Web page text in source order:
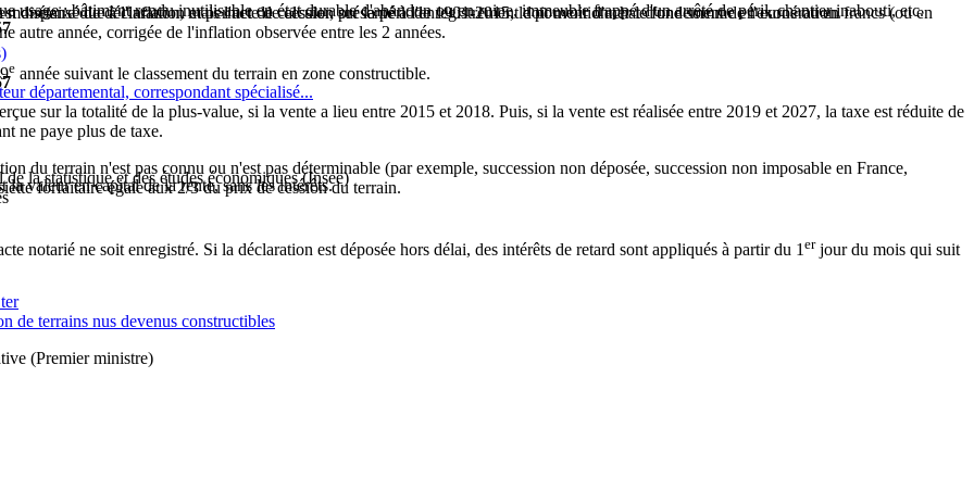
usage : bâtiment rendu inutilisable en état durable d'abandon ou en ruine, immeuble frappé d'un arrêté de péril, chantier inabouti, etc.
la valeur en capital de la rente, sans les intérêts.
due à l'inflation et permet de calculer, sur la période 1901-2015, le pouvoir d'achat d'une somme en euros ou en francs (ou en
autre année, corrigée de l'inflation observée entre les 2 années.
e année suivant le classement du terrain en zone constructible.
sur la totalité de la plus-value, si la vente a lieu entre 2015 et 2018. Puis, si la vente est réalisée entre 2019 et 2027, la taxe est réduite de
ne paye plus de taxe.
du terrain n'est pas connu ou n'est pas déterminable (par exemple, succession non déposée, succession non imposable en France,
forfaitaire égale aux 2/3 du prix de cession du terrain.
dispensé de déclaration, mais l'acte de cession présenté à l'enregistrement doit mentionner le fondement de l'exonération.
notarié ne soit enregistré. Si la déclaration est déposée hors délai, des intérêts de retard sont appliqués à partir du 1erjour du mois qui suit
départemental, correspondant spécialisé...
la statistique et des études économiques (Insee)
de terrains nus devenus constructibles
(Premier ministre)